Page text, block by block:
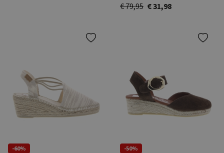
€ 79,95 € 31,98
-60% -50%